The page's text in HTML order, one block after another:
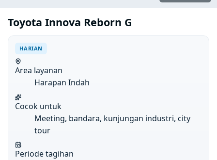
Toyota Innova Reborn G
HARIAN
Area layanan
Harapan Indah
Cocok untuk
Meeting, bandara, kunjungan industri, city
tour
Periode tagihan